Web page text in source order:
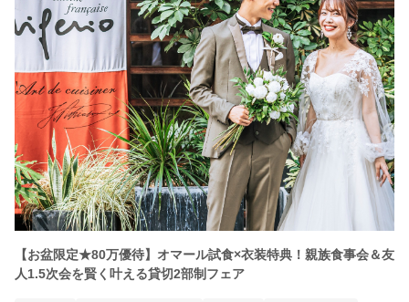
【お盆限定★80万優待】オマール試食×衣装特典！親族食事会＆友
人1.5次会を賢く叶える貸切2部制フェア